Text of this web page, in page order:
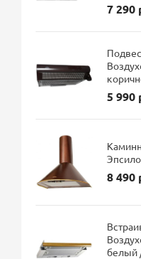
7 290
5 990
8 490
белый